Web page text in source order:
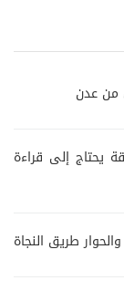
من عدن
يحتاج إلى قراءة
طريق النجاة